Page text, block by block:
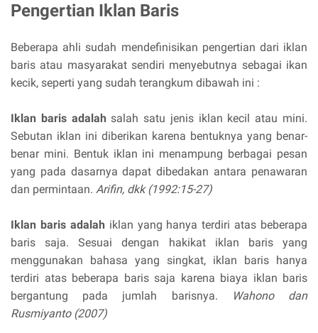
Pengertian Iklan Baris
Beberapa ahli sudah mendefinisikan pengertian dari iklan
baris atau masyarakat sendiri menyebutnya sebagai ikan
kecik, seperti yang sudah terangkum dibawah ini :
Iklan baris adalah salah satu jenis iklan kecil atau mini.
Sebutan iklan ini diberikan karena bentuknya yang benar-
benar mini. Bentuk iklan ini menampung berbagai pesan
yang pada dasarnya dapat dibedakan antara penawaran
dan permintaan. Arifin, dkk (1992:15-27)
Iklan baris adalah iklan yang hanya terdiri atas beberapa
baris saja. Sesuai dengan hakikat iklan baris yang
menggunakan bahasa yang singkat, iklan baris hanya
terdiri atas beberapa baris saja karena biaya iklan baris
bergantung pada jumlah barisnya.
Wahono dan
Rusmiyanto (2007)